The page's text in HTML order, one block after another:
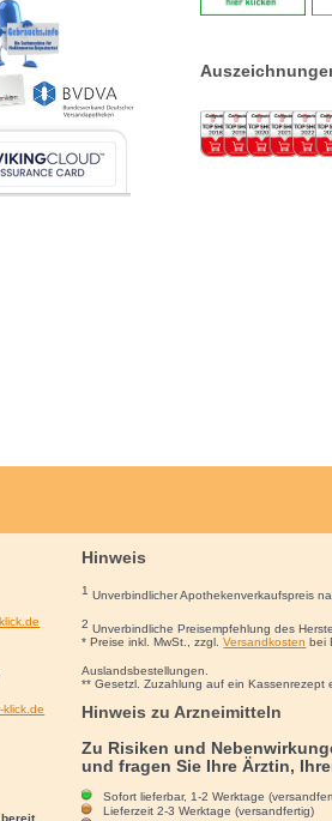
klick.de
Hinweis
1 Unverbindlicher Apothekenverkaufspreis
2 Unverbindliche Preisempfehlung des
* Preise inkl. MwSt., zzgl.Versandkosten bei
Auslandsbestellungen.
** Gesetzl. Zuzahlung auf ein Kassenrezept
Hinweis zu Arzneimitteln
Zu Risiken und
und fragen Sie Ihre Ärztin,
Sofort lieferbar, 1-2 Werktage
Lieferzeit 2-3 Werktage (versandfertig)